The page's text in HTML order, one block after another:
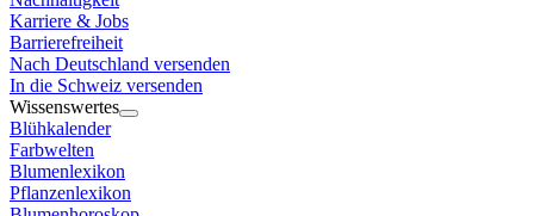
Karriere & Jobs
Barrierefreiheit
Nach Deutschland versenden
In die Schweiz versenden
Wissenswertes
Blühkalender
Farbwelten
Blumenlexikon
Pflanzenlexikon